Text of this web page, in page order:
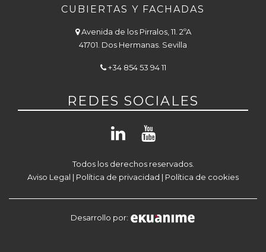
CUBIERTAS Y FACHADAS
Avenida de los Pirralos, 11. 2ºA
41701. Dos Hermanas. Sevilla
+34 854 53 94 11
REDES SOCIALES
Todos los derechos reservados.
Aviso Legal | Política de privacidad | Política de cookies
Desarrollo por: